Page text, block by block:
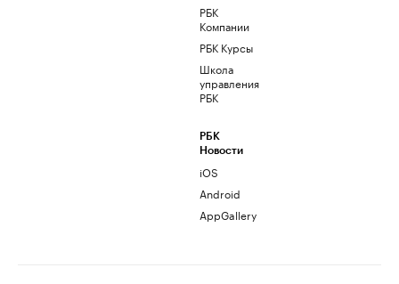
РБК
Компании
РБК Курсы
Школа
управления
РБК
РБК
Новости
iOS
Android
AppGallery